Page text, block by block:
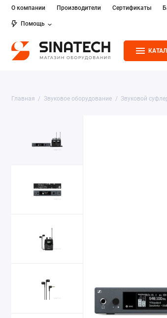
О компании Производители Сертификаты
Помощь
Главная Звуковое оборудование Звуковой